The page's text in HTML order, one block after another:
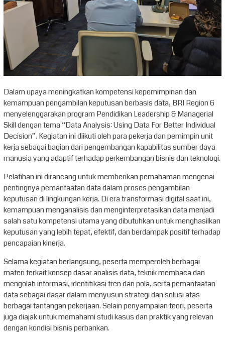
Dalam upaya meningkatkan kompetensi kepemimpinan dan
kemampuan pengambilan keputusan berbasis data, BRI Region 6
menyelenggarakan program Pendidikan Leadership & Managerial
Skill dengan tema “Data Analysis: Using Data For Better Individual
Decision”. Kegiatan ini diikuti oleh para pekerja dan pemimpin unit
kerja sebagai bagian dari pengembangan kapabilitas sumber daya
manusia yang adaptif terhadap perkembangan bisnis dan teknologi.
Pelatihan ini dirancang untuk memberikan pemahaman mengenai
pentingnya pemanfaatan data dalam proses pengambilan
keputusan di lingkungan kerja. Di era transformasi digital saat ini,
kemampuan menganalisis dan menginterpretasikan data menjadi
salah satu kompetensi utama yang dibutuhkan untuk menghasilkan
keputusan yang lebih tepat, efektif, dan berdampak positif terhadap
pencapaian kinerja.
Selama kegiatan berlangsung, peserta memperoleh berbagai
materi terkait konsep dasar analisis data, teknik membaca dan
mengolah informasi, identifikasi tren dan pola, serta pemanfaatan
data sebagai dasar dalam menyusun strategi dan solusi atas
berbagai tantangan pekerjaan. Selain penyampaian teori, peserta
juga diajak untuk memahami studi kasus dan praktik yang relevan
dengan kondisi bisnis perbankan.